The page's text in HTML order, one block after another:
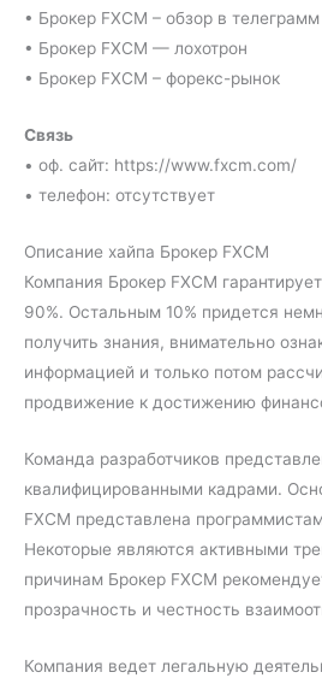
• Брокер FXCM – обзор в телеграмм
• Брокер FXCM — лохотрон
• Брокер FXCM – форекс-рынок
Связь
• оф. сайт: https://www.fxcm.com/
• телефон: отсутствует
Описание хайпа Брокер FXCM
Компания Брокер FXCM
90%. Остальным 10% придется
получить знания, внимательно
информацией и только потом
продвижение к достижению
Команда разработчиков
квалифицированными кадрами.
FXCM представлена
Некоторые являются активными
причинам Брокер FXCM
прозрачность и честность
Компания ведет легальную